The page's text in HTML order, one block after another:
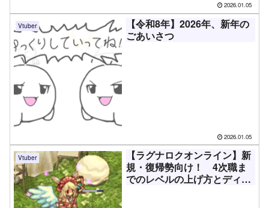
2026.01.05
Vtuber
【令和8年】2026年、新年の
ごあいさつ
2026.01.05
Vtuber
【ラグナロクオンライン】新
規・復帰勢向け！ 4次職ま
でのレベルの上げ方とディレ